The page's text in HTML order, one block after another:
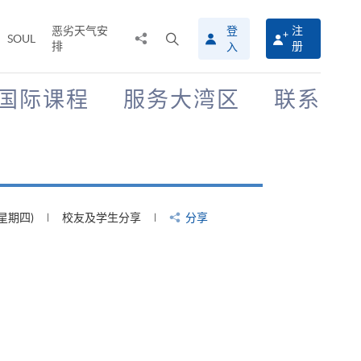
SOUL
恶劣天气安
排
搜
寻
介
登
入
注
册
国际课程 服务大湾区 联系
期四) 校友及学生分享 分享